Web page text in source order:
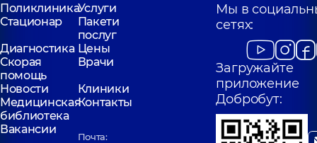
ПоликлиникаУслуги
Стационар
Пакети
послуг
Диагностика Цены
Скорая
помощь
Врачи
Новости
Клиники
Медицинская
библиотека
Контакты
Вакансии
Почта:
Мы в
сетях:
Загружайте
приложение
Добробут: